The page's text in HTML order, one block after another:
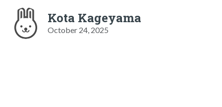
Kota Kageyama
October 24, 2025